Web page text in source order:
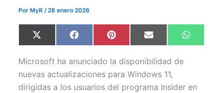
Por MyR/28 enero 2026
Compartir
en
X
(
w
i
t
t
e
Compartir
en
F
a
e
b
o
o
k
Compartir
en
P
i
t
e
r
e
s
Compartir
en
E
m
i
l
en
W
h
p
Microsoft ha anunciado la disponibilidad de
nuevas actualizaciones para Windows 11,
dirigidas a los usuarios del programa Insider en